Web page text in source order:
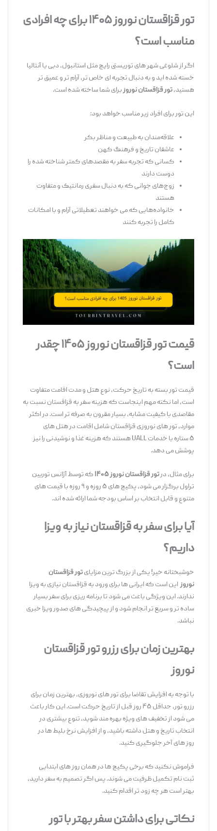
تور قزاقستان نوروز ۱۴۰۵ برای چه افرادی
مناسب است؟
اگر از شلوغی شهر های توریستی رایج مثل استانبول، دبی یا آنتالیا
خسته شده ‌اید و به دنبال تجربه ‌ای خاص ‌تر، آرام ‌تر و عمیق ‌تر
هستید،تور قزاقستان نوروزبرای شما ساخته شده است.
این تور برای افراد زیر مناسب خواهد بود:
علاقه‌مندان به طبیعت و مناظر بکر
عاشقان تاریخ و فرهنگ کهن
کسانی که تجربه سفر به مقصدهای کمتر شناخته ‌شده را
دوست دارند
زوج‌های جوانی که به دنبال سفری رمانتیک و متفاوت
هستند
خانواده‌هایی که می ‌خواهند تعطیلاتی آرام و با امکانات
کامل را تجربه کنند
قیمت تور قزاقستان نوروز ۱۴۰۵ چقدر
است؟
قیمت تور بسته به تاریخ حرکت، نوع هتل و مدت اقامت متفاوت
است، اما نکته مهم اینجاست که هزینه سفر به قزاقستان نسبت به
مقاصدی با کیفیت مشابه، بسیار مقرون ‌به ‌صرفه ‌تر است. در اکثر
موارد، تور های نوروزی قزاقستان شامل اقامت در هتل‌ های
۵ ستاره با خدمات UALL هستند که هزینه غذا و نوشیدنی را نیز
پوشش می ‌دهد.
برای مثال، درتور قزاقستان نوروز ۱۴۰۵
که توسط آژانس توربین
تراول برگزار می‌ شود، پکیج‌ های ۵ روزه و ۹ روزه با قیمت ‌های
متنوع و قابل انتخاب بر اساس بودجه شما ارائه شده ‌اند.
آیا برای سفر به قزاقستان نیاز به ویزا
داریم؟
خوشبختانه خیر! یکی از بزرگ ‌ترین مزایایتور قزاقستان
این است که ایرانی ‌ها برای ورود به قزاقستان نیازی به ویزا
ندارند. این ویژگی باعث می‌ شود تا برنامه‌ ریزی برای سفر بسیار
ساده ‌تر و سریع ‌تر انجام شود و از پیچیدگی‌ های صدور ویزا خبری
بهترین زمان برای رزرو تور قزاقستان
نوروز
با توجه به افزایش تقاضا برای تور های نوروزی، بهترین زمان برای
رزرو تور، حداقل ۴۵ روز قبل از تاریخ حرکت است. این کار باعث
می ‌شود از تخفیف ‌های ویژه بهره ‌مند شوید، تنوع بیشتری در
انتخاب تاریخ و هتل داشته باشید، و از افزایش نرخ بلیط‌ ها در
روز های آخر جلوگیری کنید.
فراموش نکنید که برخی پکیج ‌ها در همان روز های ابتدایی
ثبت ‌نام تکمیل ظرفیت می ‌شوند. پس اگر تصمیم به سفر دارید،
بهتر است هر چه زود تر اقدام کنید.
نکاتی برای داشتن سفر بهتر با تور